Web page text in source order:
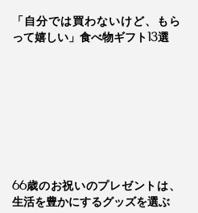
「自分では買わないけど、もら
って嬉しい」食べ物ギフト13選
66歳のお祝いのプレゼントは、
生活を豊かにするグッズを選ぶ